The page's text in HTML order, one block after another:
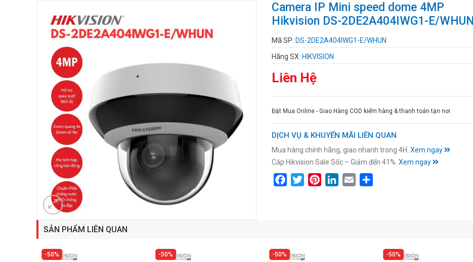
Camera IP Mini speed dome 4MP
Hikvision DS-2DE2A404IWG1-E/WHUN
Mã SP: DS-2DE2A404IWG1-E/WHUN
Hãng SX: HIKVISION
Liên Hệ
Đặt Mua Online - Giao Hàng COD kiểm hàng & thanh toán tận nơi
DỊCH VỤ & KHUYẾN MÃI LIÊN QUAN
Mua hàng chính hãng, giao nhanh trong 4H. Xem ngay
Cáp Hikvision Sale Sốc – Giảm đến 41%. Xem ngay
FacebookTwitterPinterestLinkedIn
Email
SẢN PHẨM LIÊN QUAN
50% 50% 50% 50%